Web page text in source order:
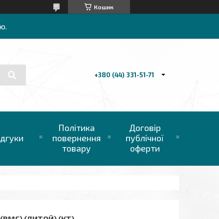
Кошик
+380 (44) 331-51-71
Політика
повернення
товару
Договір
публічної
оферти